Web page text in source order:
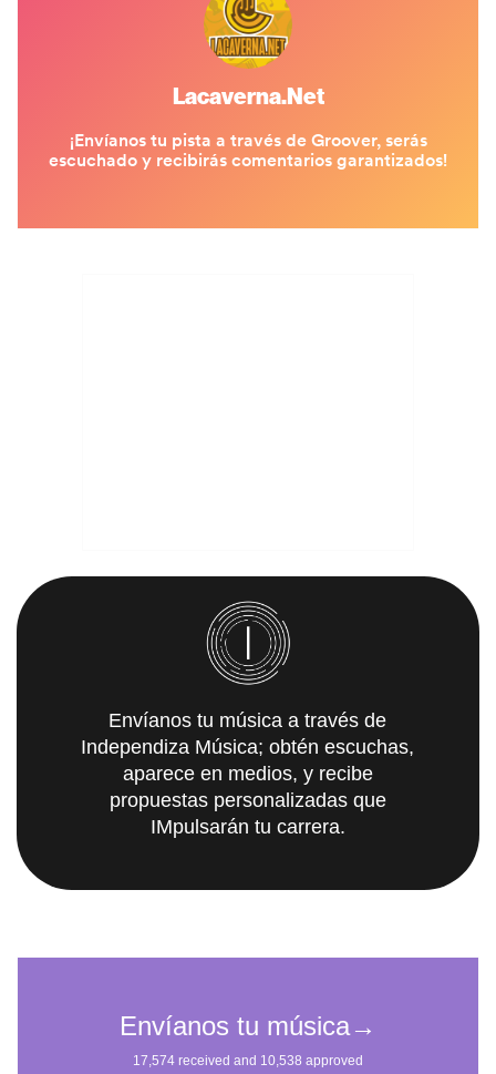
Envíanos tu música a través de
Independiza Música; obtén escuchas,
aparece en medios, y recibe
propuestas personalizadas que
IMpulsarán tu carrera.